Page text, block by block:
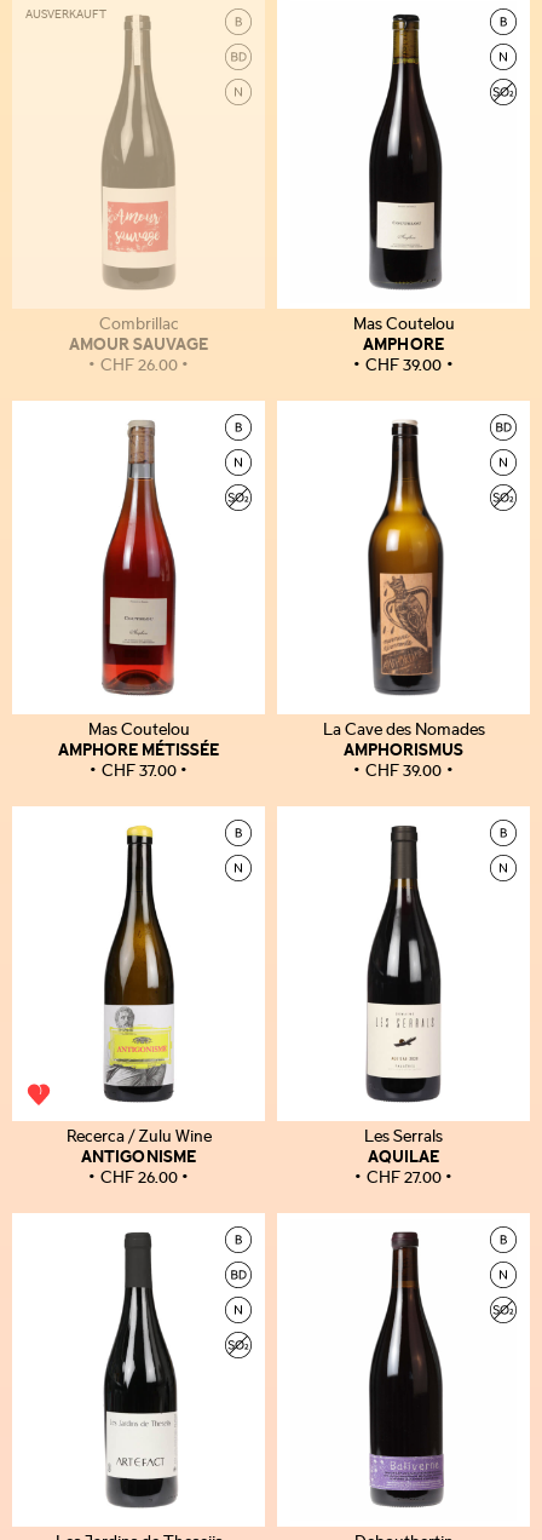
AUSVERKAUFT
Combrillac
AMOUR SAUVAGE
CHF26.00
Mas Coutelou
AMPHORE
CHF39.00
Mas Coutelou
AMPHORE MÉTISSÉE
CHF37.00
La Cave des Nomades
AMPHORISMUS
CHF39.00
Recerca / Zulu Wine
ANTIGONISME
CHF26.00
Les Serrals
AQUILAE
CHF27.00